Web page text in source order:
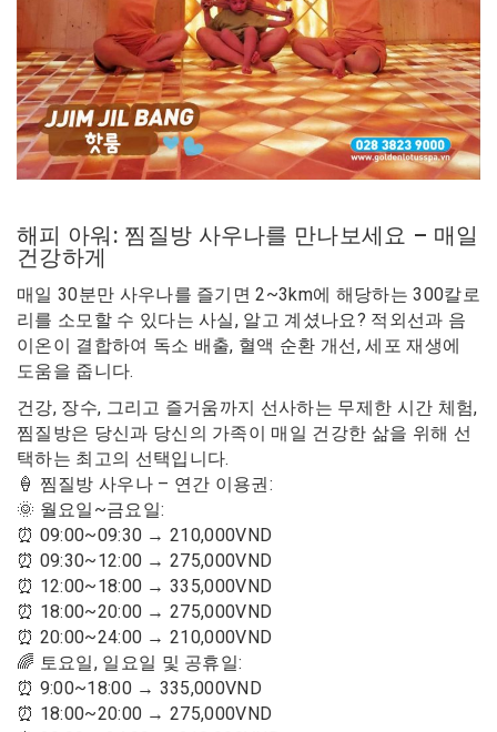
해피 아워: 찜질방 사우나를 만나보세요 – 매일
건강하게
매일 30분만 사우나를 즐기면 2~3km에 해당하는 300칼로
리를 소모할 수 있다는 사실, 알고 계셨나요? 적외선과 음
이온이 결합하여 독소 배출, 혈액 순환 개선, 세포 재생에
도움을 줍니다.
건강, 장수, 그리고 즐거움까지 선사하는 무제한 시간 체험,
찜질방은 당신과 당신의 가족이 매일 건강한 삶을 위해 선
택하는 최고의 선택입니다.
🍦 찜질방 사우나 – 연간 이용권:
🌞 월요일~금요일:
⏰ 09:00~09:30 → 210,000VND
⏰ 09:30~12:00 → 275,000VND
⏰ 12:00~18:00 → 335,000VND
⏰ 18:00~20:00 → 275,000VND
⏰ 20:00~24:00 → 210,000VND
🌈 토요일, 일요일 및 공휴일:
⏰ 9:00~18:00 → 335,000VND
⏰ 18:00~20:00 → 275,000VND